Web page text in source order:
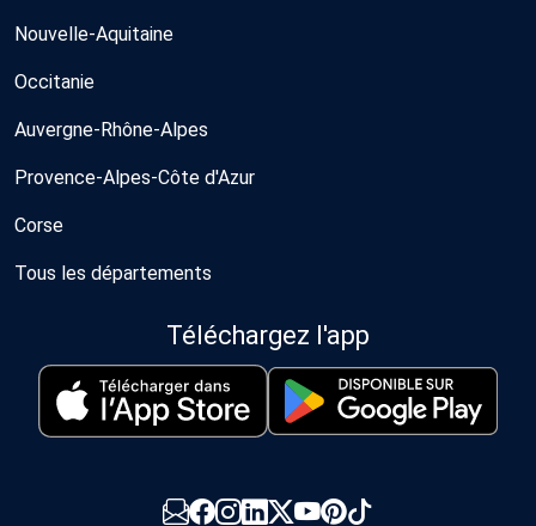
Nouvelle-Aquitaine
Occitanie
Auvergne-Rhône-Alpes
Provence-Alpes-Côte d'Azur
Corse
Tous les départements
Téléchargez l'app